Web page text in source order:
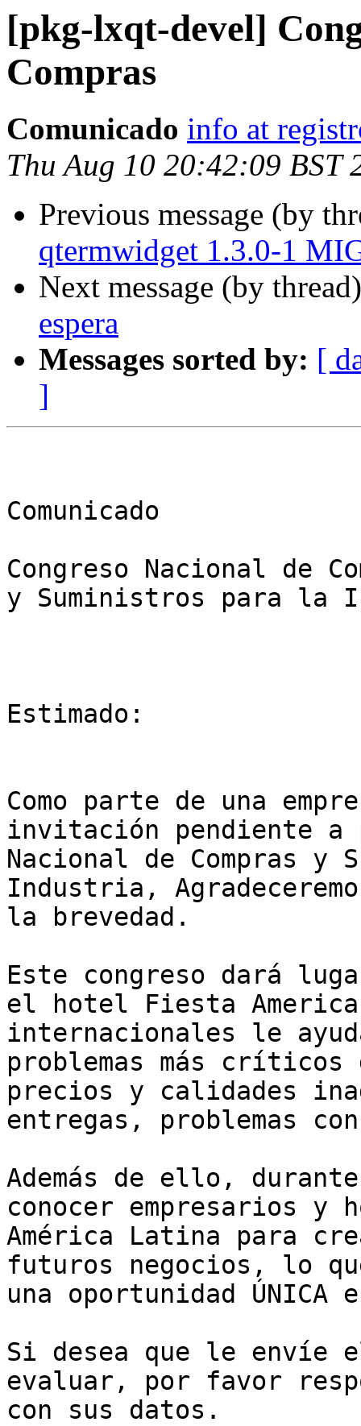
[pkg-lxqt-devel]
Compras
Comunicado info at
Thu Aug 10 20:42:09 BST
Previous message (by
qtermwidget 1.3.0-1
Next message (by
espera
Messages sorted by: [
]
Comunicado
Congreso Nacional de
y Suministros para la
Estimado:
Como parte de una
invitación pendiente a
Nacional de Compras y
Industria,
la brevedad.
Este congreso dará
el hotel Fiesta
internacionales le
problemas más
precios y calidades
entregas, problemas
Además de ello,
conocer empresarios y
América Latina para
futuros negocios, lo
una oportunidad ÚNICA e
Si desea que le envíe
evaluar, por favor
con sus datos.